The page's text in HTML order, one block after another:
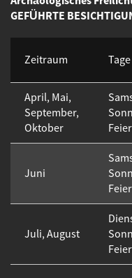
GEFÜHRTE
Zeitraum Tage
April, Mai,
September,
Oktober
Juni
Juli, August